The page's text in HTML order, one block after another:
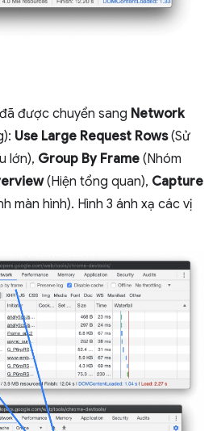
được chuyển sang Network
Use Large Request Rows(Sử
lớn), Group By Frame (Nhóm
(Hiện tổng quan), Capture
màn hình). Hình 3 ánh xạ các vị